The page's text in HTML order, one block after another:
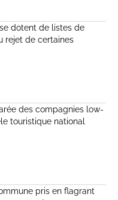
dotent de listes de
rejet de certaines
des compagnies low-
touristique national
pris en flagrant